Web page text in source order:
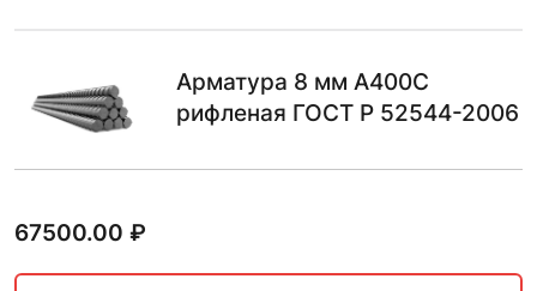
Арматура 8 мм А400С
рифленая ГОСТ Р 52544-2006
67500.00 ₽